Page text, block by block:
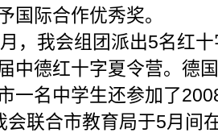
国际合作优秀奖。
，我会组团派出5名红
中德红十字夏令营。德
一名中学生还参加了
联合市教育局于5月间